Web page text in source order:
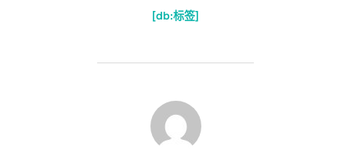
[db:标签]
POST AUTHOR